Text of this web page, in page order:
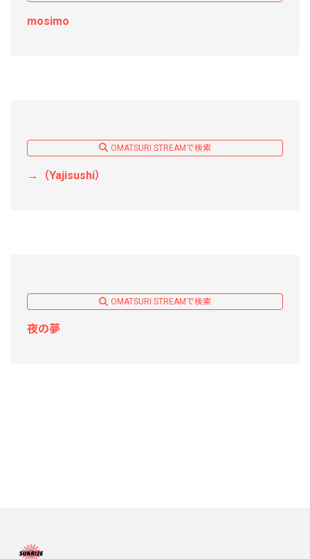
mosimo
OMATSURI STREAMで検索
→（Yajisushi）
OMATSURI STREAMで検索
夜の夢